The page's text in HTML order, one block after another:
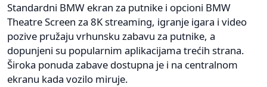
Standardni BMW ekran za putnike i opcioni BMW
Theatre Screen za 8K streaming, igranje igara i video
pozive pružaju vrhunsku zabavu za putnike, a
dopunjeni su popularnim aplikacijama trećih strana.
Široka ponuda zabave dostupna je i na centralnom
ekranu kada vozilo miruje.